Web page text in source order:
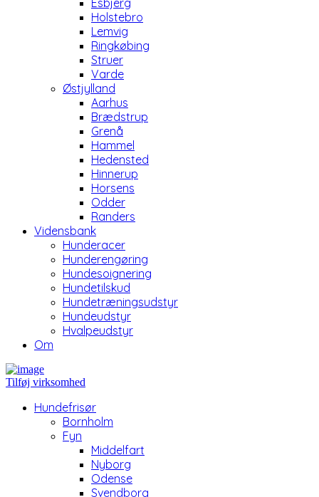
Esbjerg
Holstebro
Lemvig
Ringkøbing
Struer
Varde
Østjylland
Aarhus
Brædstrup
Grenå
Hammel
Hedensted
Hinnerup
Horsens
Odder
Randers
Vidensbank
Hunderacer
Hunderengøring
Hundesoignering
Hundetilskud
Hundetræningsudstyr
Hundeudstyr
Hvalpeudstyr
Om
Tilføj virksomhed
Hundefrisør
Bornholm
Fyn
Middelfart
Nyborg
Odense
Svendborg